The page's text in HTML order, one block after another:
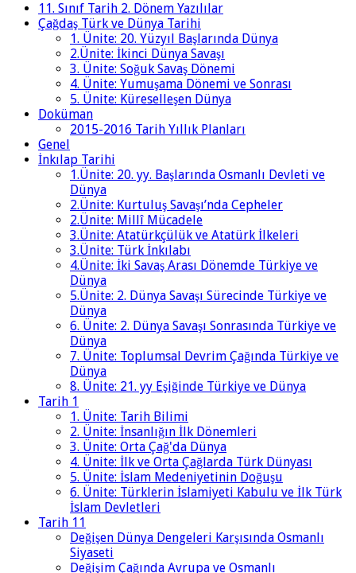
11. Sınıf Tarih 2. Dönem Yazılılar
Çağdaş Türk ve Dünya Tarihi
1. Ünite: 20. Yüzyıl Başlarında Dünya
2.Ünite: İkinci Dünya Savaşı
3. Ünite: Soğuk Savaş Dönemi
4. Ünite: Yumuşama Dönemi ve Sonrası
5. Ünite: Küreselleşen Dünya
Doküman
2015-2016 Tarih Yıllık Planları
Genel
İnkılap Tarihi
1.Ünite: 20. yy. Başlarında Osmanlı Devleti ve
Dünya
2.Ünite: Kurtuluş Savaşı’nda Cepheler
2.Ünite: Millî Mücadele
3.Ünite: Atatürkçülük ve Atatürk İlkeleri
3.Ünite: Türk İnkılabı
4.Ünite: İki Savaş Arası Dönemde Türkiye ve
Dünya
5.Ünite: 2. Dünya Savaşı Sürecinde Türkiye ve
Dünya
6. Ünite: 2. Dünya Savaşı Sonrasında Türkiye ve
Dünya
7. Ünite: Toplumsal Devrim Çağında Türkiye ve
Dünya
8. Ünite: 21. yy Eşiğinde Türkiye ve Dünya
Tarih 1
1. Ünite: Tarih Bilimi
2. Ünite: İnsanlığın İlk Dönemleri
3. Ünite: Orta Çağ'da Dünya
4. Ünite: İlk ve Orta Çağlarda Türk Dünyası
5. Ünite: İslam Medeniyetinin Doğuşu
6. Ünite: Türklerin İslamiyeti Kabulu ve İlk Türk
İslam Devletleri
Tarih 11
Değişen Dünya Dengeleri Karşısında Osmanlı
Siyaseti
Değişim Çağında Avrupa ve Osmanlı